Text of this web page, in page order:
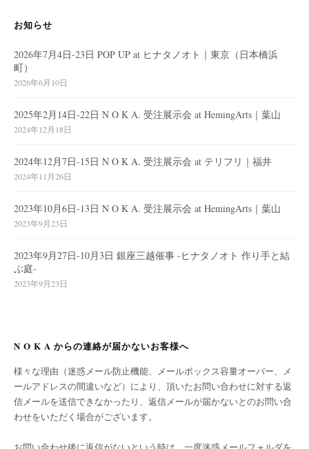
お知らせ
2026年7月4日-23日 POP UP at ヒナタノオト｜東京（日本橋浜
町）
2026年6月10日
2025年2月14日-22日 N O K A. 受注展示会 at HemingArts｜葉山
2024年12月18日
2024年12月7日-15日 N O K A. 受注展示会 at テリフリ｜福井
2024年11月26日
2023年10月6日-13日 N O K A. 受注展示会 at HemingArts｜葉山
2023年9月23日
2023年9月27日-10月3日 銀座三越催事 -ヒナタノオト 作り手と結
ぶ庭-
2023年9月23日
N O K A からの連絡が届かないお客様へ
様々な理由（迷惑メール防止機能、メールボックス容量オーバー、メ
ールアドレスの間違いなど）により、頂いたお問い合わせに対する返
信メールを送信できなかったり、返信メールが届かないとのお問い合
わせをいただく場合がございます。